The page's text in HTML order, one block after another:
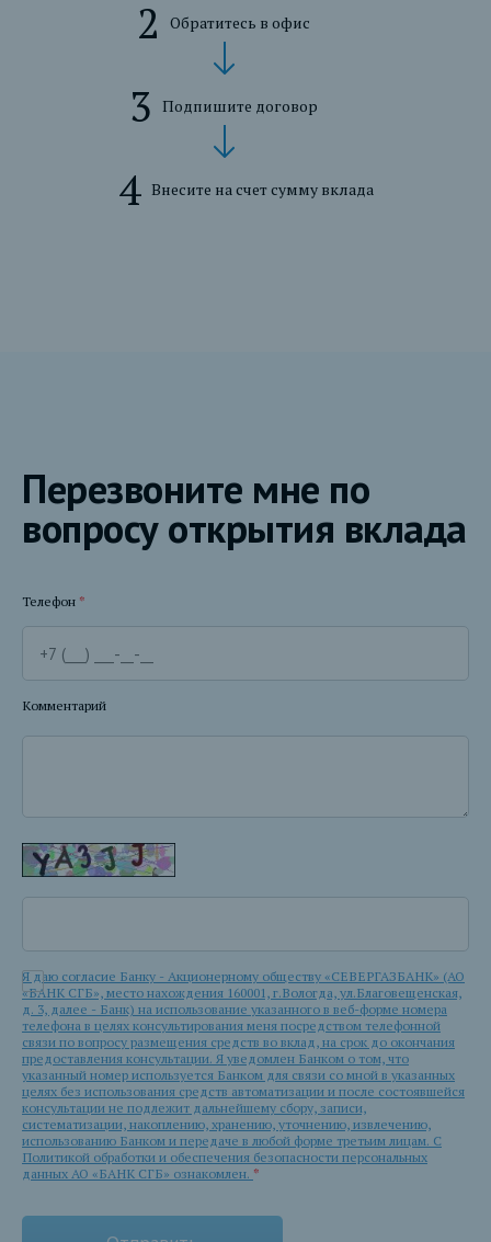
Обратитесь в офис
Подпишите договор
Внесите на счет сумму вклада
Перезвоните мне по
вопросу открытия вклада
Телефон *
Комментарий
Я даю согласие Банку - Акционерному обществу «СЕВЕРГАЗБАНК» (АО
«БАНК СГБ», место нахождения 160001, г.Вологда, ул.Благовещенская,
д. 3, далее - Банк) на использование указанного в веб-форме номера
телефона в целях консультирования меня посредством телефонной
связи по вопросу размещения средств во вклад, на срок до окончания
предоставления консультации. Я уведомлен Банком о том, что
указанный номер используется Банком для связи со мной в указанных
целях без использования средств автоматизации и после состоявшейся
консультации не подлежит дальнейшему сбору, записи,
систематизации, накоплению, хранению, уточнению, извлечению,
использованию Банком и передаче в любой форме третьим лицам. С
Политикой обработки и обеспечения безопасности персональных
данных АО «БАНК СГБ» ознакомлен. *